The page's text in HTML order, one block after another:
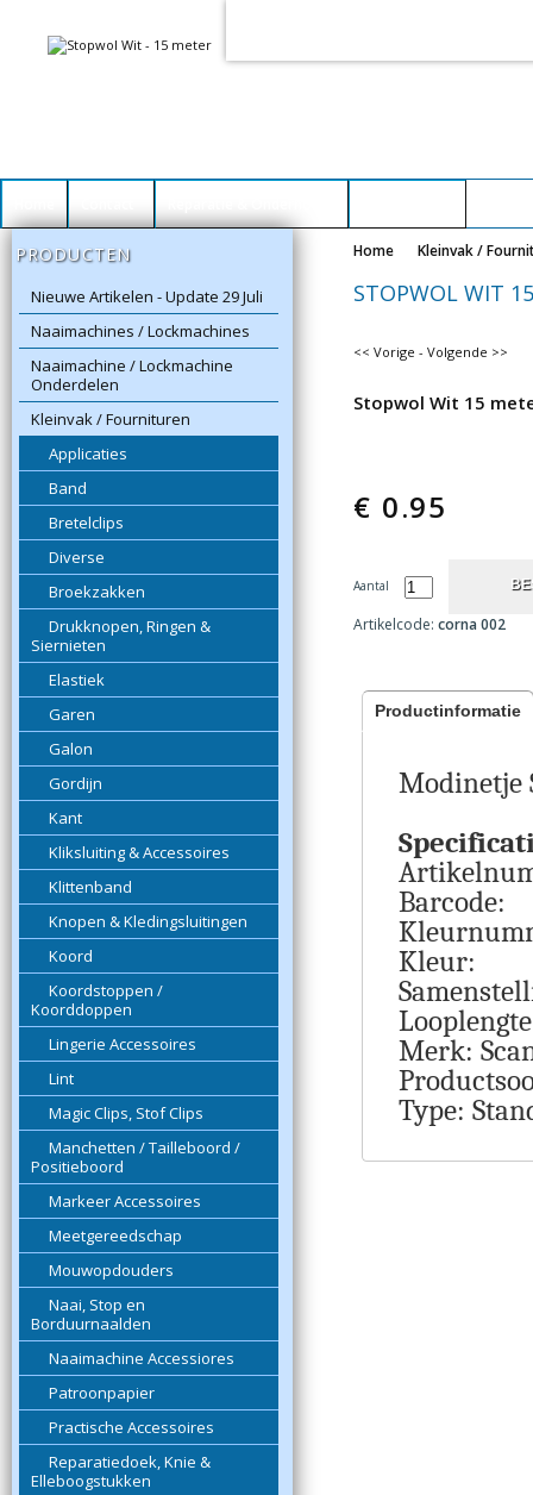
PRODUCTEN
Nieuwe Artikelen - Update 29 Juli
Naaimachines / Lockmachines
Naaimachine / Lockmachine
Onderdelen
Kleinvak / Fournituren
Applicaties
Band
Bretelclips
Diverse
Broekzakken
Drukknopen, Ringen &
Siernieten
Elastiek
Garen
Galon
Gordijn
Kant
Kliksluiting & Accessoires
Klittenband
Knopen & Kledingsluitingen
Koord
Koordstoppen /
Koorddoppen
Lingerie Accessoires
Lint
Magic Clips, Stof Clips
Manchetten / Tailleboord /
Positieboord
Markeer Accessoires
Meetgereedschap
Mouwopdouders
Naai, Stop en
Borduurnaalden
Naaimachine Accessiores
Patroonpapier
Practische Accessoires
Reparatiedoek, Knie &
Elleboogstukken
Home Kleinvak /
STOPWOL WIT
<< Vorige - Volgende >>
Stopwol Wit 15
€ 0.95
Aantal
Artikelcode: corna 002
Productinformatie
Modinetje
Barcode:
Kleur:
Merk:
Type: